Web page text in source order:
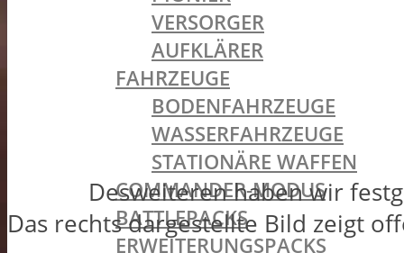
VERSORGER
AUFKLÄRER
FAHRZEUGE
BODENFAHRZEUGE
WASSERFAHRZEUGE
STATIONÄRE WAFFEN
COMMANDER-MODUS
BATTLEPACKS
ERWEITERUNGSPACKS
Desweiteren haben wir
Das rechts dargestellte Bild zeigt